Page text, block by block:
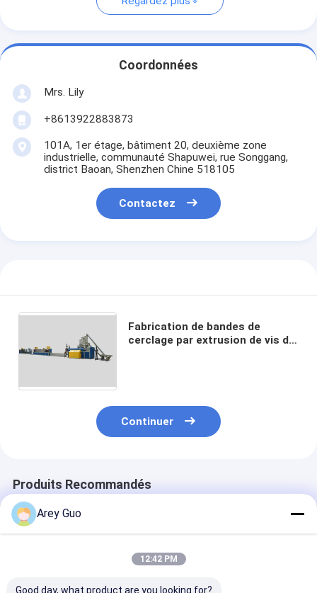
Coordonnées
Mrs. Lily
+8613922883873
101A, 1er étage, bâtiment 20, deuxième zone
industrielle, communauté Shapuwei, rue Songgang,
district Baoan, Shenzhen Chine 518105
Contactez
Fabrication de bandes de
cerclage par extrusion de vis de
Continuer
Produits Recommandés
Arey Guo
12:42 PM
Good day, what product are you looking for?